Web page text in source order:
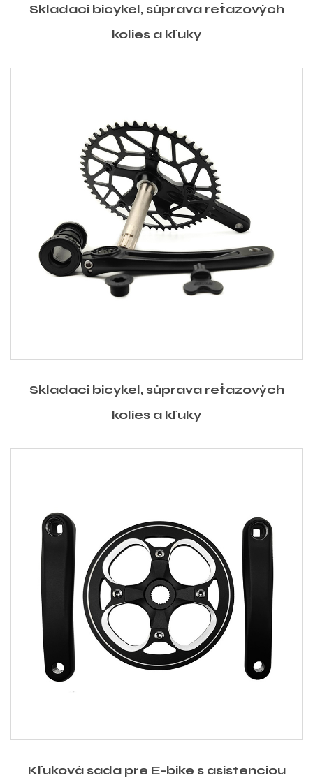
Skladací bicykel, súprava reťazových
kolies a kľuky
Skladací bicykel, súprava reťazových
kolies a kľuky
Kľuková sada pre E-bike s asistenciou